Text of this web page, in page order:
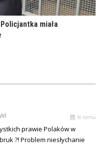
miała
% temu
prawie Polaków w
?! Problem niesłychanie